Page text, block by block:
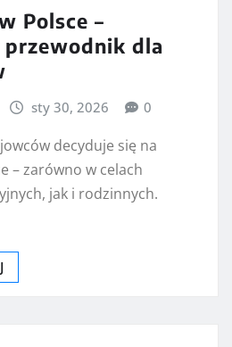
Polsce –
dla
sty 30, 2026 0
decyduje się na
– zarówno w celach
jak i rodzinnych.